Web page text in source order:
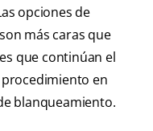
opciones de
más caras que
que continúan el
en
blanqueamiento.